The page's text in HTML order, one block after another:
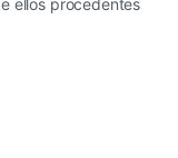
ellos procedentes